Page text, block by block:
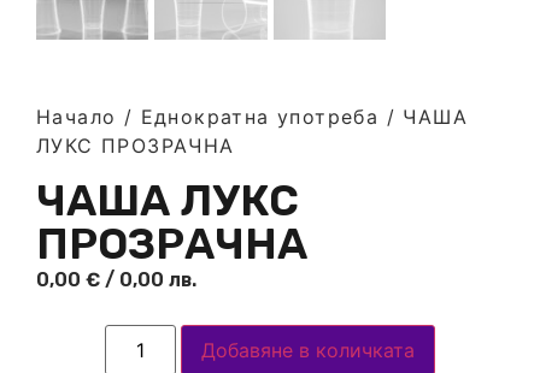
Начало / Еднократна употреба / ЧАША
ЛУКС ПРОЗРАЧНА
ЧАША ЛУКС
ПРОЗРАЧНА
0,00 € / 0,00 лв.
Добавяне в количката